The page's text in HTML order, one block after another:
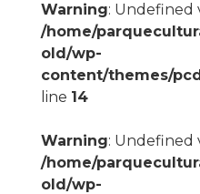
Warning: Undefined
/home/
old/wp-
content/themes/
line 14
Warning: Undefined
/home/
old/wp-